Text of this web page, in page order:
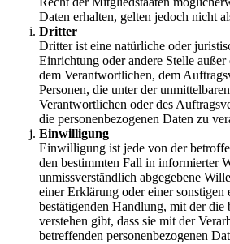
Daten erhalten, gelten jedoch nicht
Dritter
Dritter ist eine natürliche oder
Einrichtung oder andere Stelle außer
dem Verantwortlichen, dem
Personen, die unter der
Verantwortlichen oder des
die personenbezogenen Daten zu
Einwilligung
Einwilligung ist jede von der
den bestimmten Fall in informierter
unmissverständlich abgegebene
einer Erklärung oder einer sonstigen
bestätigenden Handlung, mit der die
verstehen gibt, dass sie mit der
betreffenden personenbezogenen